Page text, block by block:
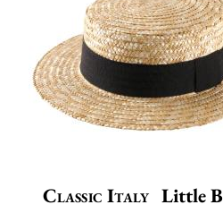
Classic Italy Little